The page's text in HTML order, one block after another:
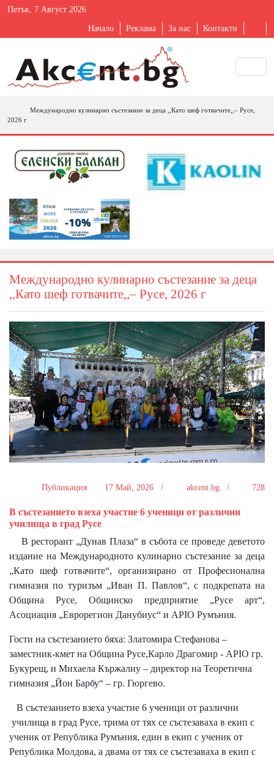
Петък, 7 Август 2026
Начало Реклама За нас Контакти
Международно кулинарно състезание за деца ,,Като шеф готвачите,,– Русе,
2026 г
Международно кулинарно състезание за деца
,,Като шеф готвачите,,– Русе, 2026 г
Публикация 17 Май, 2026 / akcent.bg / 728
В състезанието взеха участие 6 ученици от различни
училища в град Русе
В ресторант „Дунав Плаза“ в събота се проведе деветото
издание на Международното кулинарно състезание за деца
„Като шеф готвачите“, организирано от Професионална
гимназия по туризъм „Иван П. Павлов“, с подкрепата на
Община Русе, Общинско предприятие „Русе арт“,
Асоциация „Еврорегион Данубиус“ и APIO Румъния.
Гости на състезанието бяха: Златомира Стефанова –
заместник-кмет на Община Русе,Карло Драгомир - APIO гр.
Букурещ, и Михаела Кържалиу – директор на Теоретична
гимназия „Йон Барбу“ – гр. Гюргево.
В състезанието взеха участие 6 ученици от различни
училища в град Русе, трима от тях се състезаваха в екип с
ученик от Република Румъния, един в екип с ученик от
Република Молдова, а двама от тях се състезаваха в екип с